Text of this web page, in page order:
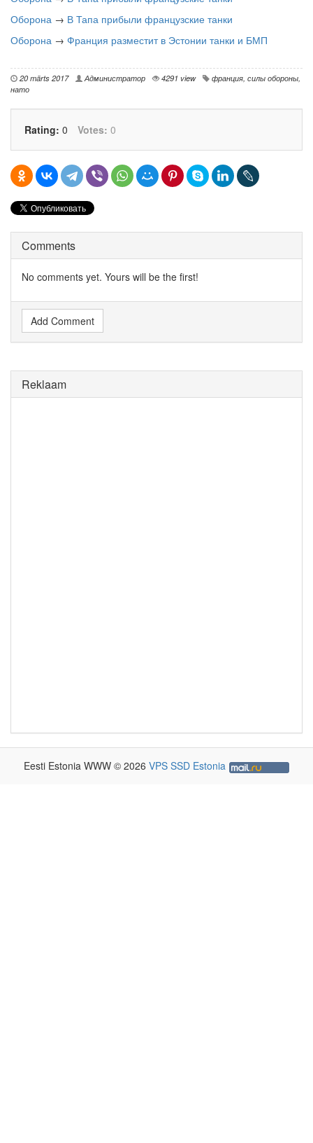
Оборона → В Тапа прибыли французские танки
Оборона → Франция разместит в Эстонии танки и БМП
20 märts 2017 Администратор 4291 view франция, силы обороны,
нато
Rating: 0 Votes: 0
Comments
No comments yet. Yours will be the first!
Add Comment
Reklaam
Eesti Estonia WWW © 2026 VPS SSD Estonia